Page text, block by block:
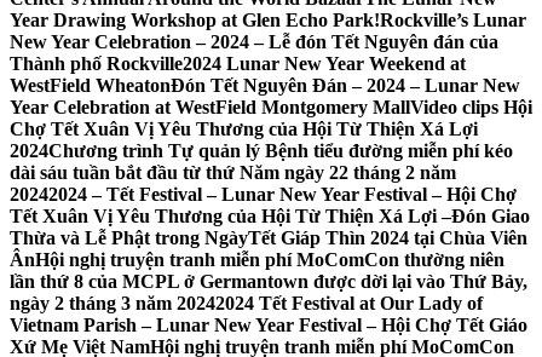
Year Drawing Workshop at Glen Echo Park!Rockville’s Lunar
New Year Celebration – 2024 – Lễ đón Tết Nguyên đán của
Thành phố Rockville2024 Lunar New Year Weekend at
WestField WheatonĐón Tết Nguyên Đán – 2024 – Lunar New
Year Celebration at WestField Montgomery MallVideo clips Hội
Chợ Tết Xuân Vị Yêu Thương của Hội Từ Thiện Xá Lợi
2024Chương trình Tự quản lý Bệnh tiểu đường miễn phí kéo
dài sáu tuần bắt đầu từ thứ Năm ngày 22 tháng 2 năm
20242024 – Tết Festival – Lunar New Year Festival – Hội Chợ
Tết Xuân Vị Yêu Thương của Hội Từ Thiện Xá Lợi –Đón Giao
Thừa và Lễ Phật trong NgàyTết Giáp Thìn 2024 tại Chùa Viên
ÂnHội nghị truyện tranh miễn phí MoComCon thường niên
lần thứ 8 của MCPL ở Germantown được dời lại vào Thứ Bảy,
ngày 2 tháng 3 năm 20242024 Tết Festival at Our Lady of
Vietnam Parish – Lunar New Year Festival – Hội Chợ Tết Giáo
Xứ Mẹ Việt NamHội nghị truyện tranh miễn phí MoComCon